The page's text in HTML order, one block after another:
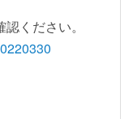
ください。